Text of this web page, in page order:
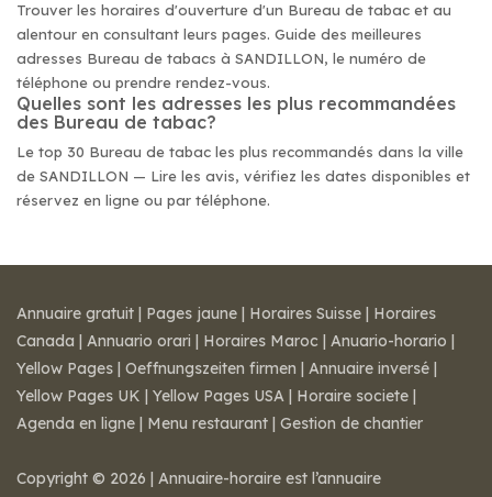
Trouver les horaires d'ouverture d'un Bureau de tabac et au
alentour en consultant leurs pages. Guide des meilleures
adresses Bureau de tabacs à SANDILLON, le numéro de
téléphone ou prendre rendez-vous.
Quelles sont les adresses les plus recommandées
des Bureau de tabac?
Le top 30 Bureau de tabac les plus recommandés dans la ville
de SANDILLON — Lire les avis, vérifiez les dates disponibles et
réservez en ligne ou par téléphone.
Annuaire gratuit | Pages jaune | Horaires Suisse | Horaires
Canada | Annuario orari | Horaires Maroc | Anuario-horario |
Yellow Pages | Oeffnungszeiten firmen | Annuaire inversé |
Yellow Pages UK | Yellow Pages USA | Horaire societe |
Agenda en ligne | Menu restaurant | Gestion de chantier
Copyright © 2026 | Annuaire-horaire est l’annuaire